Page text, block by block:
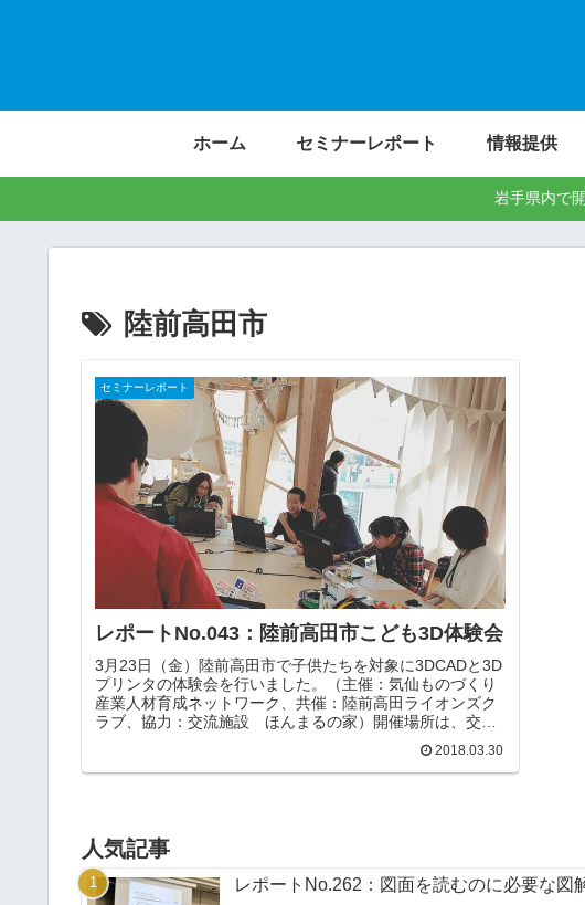
ホーム セミナーレポート 情報提供
岩手県内で
陸前高田市
セミナーレポート
レポートNo.043：陸前高田市こども3D体験会
3月23日（金）陸前高田市で子供たちを対象に3DCADと3D
プリンタの体験会を行いました。（主催：気仙ものづくり
産業人材育成ネットワーク、共催：陸前高田ライオンズク
ラブ、協力：交流施設 ほんまるの家）開催場所は、交流
施設「ほんまるの家」内容は、陸前高田市のゆるキャラ
「たかたのゆめちゃん」を事前に3DCAD-Fusion360を使用
して3Dモデル化しておき、当日子供たちにこちらで準備し
付けたり等してもらいました。マウスを使用してパソコン
の中にあるものを自分で好きに拡大したり、縮小したり、
回転で...
2018.03.30
人気記事
レポートNo.262：図面を読むのに必要な図